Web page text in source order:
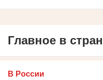
Главное в
В России